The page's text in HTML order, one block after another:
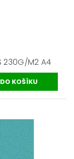
230G/M2 A4